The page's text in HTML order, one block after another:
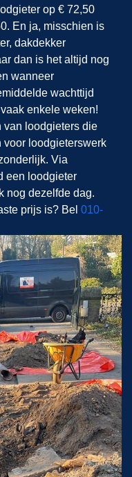
op € 72,50
En ja, misschien is
dakdekker
dan is het altijd nog
wanneer
wachttijd
enkele weken!
van loodgieters die
voor loodgieterswerk
Via
een loodgieter
nog dezelfde dag.
prijs is? Bel 010-